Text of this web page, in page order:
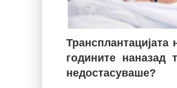
годините
недостасуваше?